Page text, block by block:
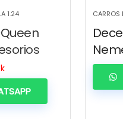
1.24 CARROS